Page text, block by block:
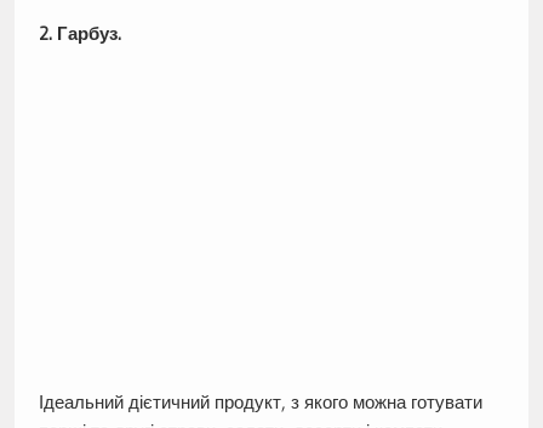
2. Гарбуз.
Ідеальний дієтичний продукт, з якого можна готувати